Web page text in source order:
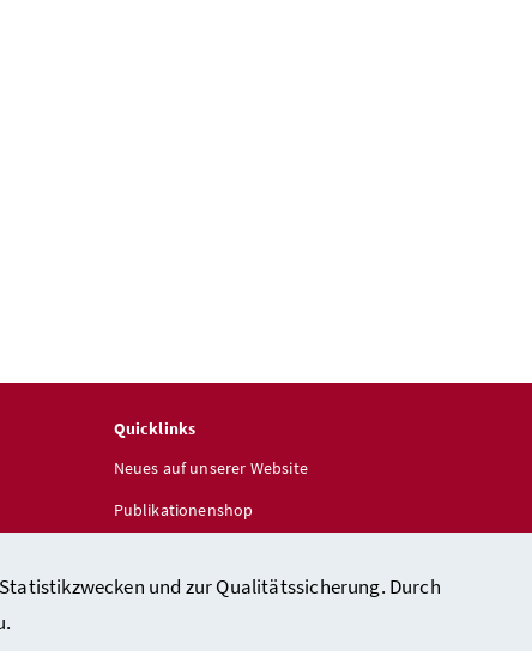
und zur Qualitätssicherung. Durch
Quicklinks
Neues auf unserer Website
Publikationenshop